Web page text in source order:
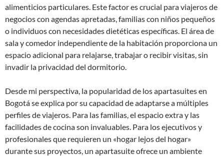
alimenticios particulares. Este factor es crucial para viajeros de
negocios con agendas apretadas, familias con niños pequeños
o individuos con necesidades dietéticas específicas. El área de
sala y comedor independiente de la habitación proporciona un
espacio adicional para relajarse, trabajar o recibir visitas, sin
invadir la privacidad del dormitorio.
Desde mi perspectiva, la popularidad de los apartasuites en
Bogotá se explica por su capacidad de adaptarse a múltiples
perfiles de viajeros. Para las familias, el espacio extra y las
facilidades de cocina son invaluables. Para los ejecutivos y
profesionales que requieren un «hogar lejos del hogar»
durante sus proyectos, un apartasuite ofrece un ambiente